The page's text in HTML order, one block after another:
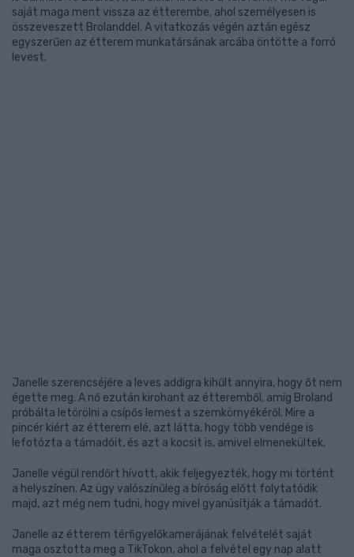
saját maga ment vissza az étterembe, ahol személyesen is
összeveszett Brolanddel. A vitatkozás végén aztán egész
egyszerűen az étterem munkatársának arcába öntötte a forró
levest.
Janelle szerencséjére a leves addigra kihűlt annyira, hogy őt nem
égette meg. A nő ezután kirohant az étteremből, amíg Broland
próbálta letörölni a csípős lemest a szemkörnyékéről. Mire a
pincér kiért az étterem elé, azt látta, hogy több vendége is
lefotózta a támadóit, és azt a kocsit is, amivel elmenekültek.
Janelle végül rendőrt hívott, akik feljegyezték, hogy mi történt
a helyszínen. Az ügy valószínűleg a bíróság előtt folytatódik
majd, azt még nem tudni, hogy mivel gyanúsítják a támadót.
Janelle az étterem térfigyelőkamerájának felvételét saját
maga osztotta meg a TikTokon, ahol a felvétel egy nap alatt